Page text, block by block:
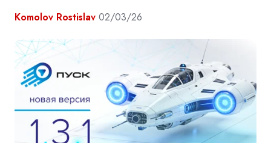
Komolov Rostislav 02/03/26